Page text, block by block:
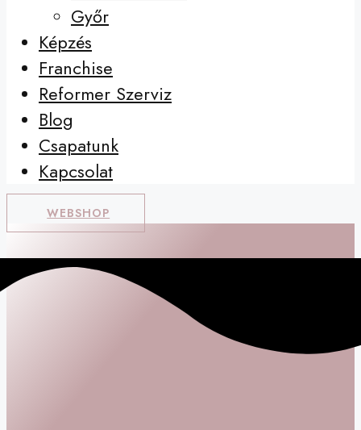
Győr
Képzés
Franchise
Reformer Szerviz
Blog
Csapatunk
Kapcsolat
WEBSHOP